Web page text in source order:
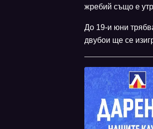
жребий също е
До 19-и юни
двубои ще се